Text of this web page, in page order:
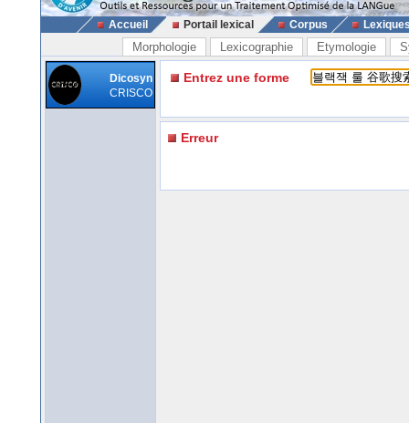
Accueil Portail lexical Corpus
Morphologie Lexicographie Etymologie
Dicosyn
CRISCO
Entrez une forme
Erreur